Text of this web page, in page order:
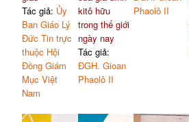
Tác giả: Ủy
Ban Giáo Lý
Đức Tin trực
thuộc Hội
Đồng Giám
Mục Việt
Nam
kitô hữu
trong thế giới
ngày nay
Tác giả:
ĐGH. Gioan
Phaolô II
Phaolô II